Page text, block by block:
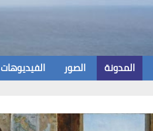
المدونة الصور الفيديوهات